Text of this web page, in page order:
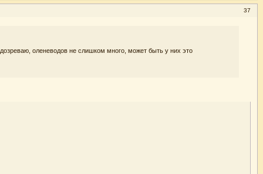
37
оленеводов не слишком много, может быть у них это